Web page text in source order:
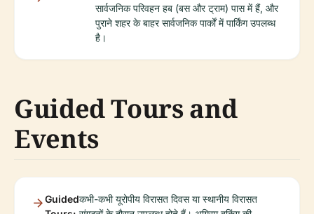
सार्वजनिक परिवहन हब (बस और ट्राम) पास में हैं, और
पुराने शहर के बाहर सार्वजनिक पार्कों में पार्किंग उपलब्ध
है।
Guided Tours and
Events
Guidedकभी-कभी यूरोपीय विरासत दिवस या स्थानीय विरासत